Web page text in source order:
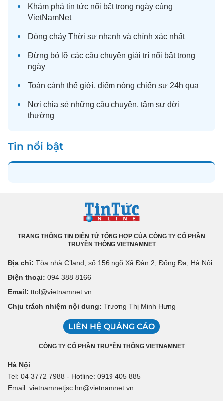
Khám phá tin tức nổi bật trong ngày cùng
VietNamNet
Dòng chảy Thời sự nhanh và chính xác nhất
Đừng bỏ lỡ các câu chuyện giải trí nổi bật trong
ngày
Toàn cảnh thế giới, điểm nóng chiến sự 24h qua
Nơi chia sẻ những câu chuyện, tâm sự đời
thường
Tin nổi bật
TRANG THÔNG TIN ĐIỆN TỬ TỔNG HỢP CỦA CÔNG TY CỔ PHẦN
TRUYỀN THÔNG VIETNAMNET
Địa chỉ: Tòa nhà C’land, số 156 ngõ Xã Đàn 2, Đống Đa, Hà Nội
Điện thoại: 094 388 8166
Email: ttol@vietnamnet.vn
Chịu trách nhiệm nội dung: Trương Thị Minh Hưng
LIÊN HỆ QUẢNG CÁO
CÔNG TY CỔ PHẦN TRUYỀN THÔNG VIETNAMNET
Hà Nội
Tel: 04 3772 7988 - Hotline: 0919 405 885
Email: vietnamnetjsc.hn@vietnamnet.vn